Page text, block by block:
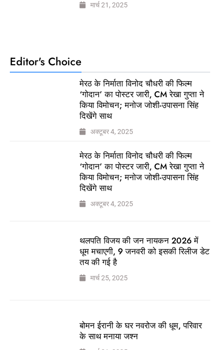
मार्च 21, 2025
Editor's Choice
मेरठ के निर्माता विनोद चौधरी की फिल्म
‘गोदान’ का पोस्टर जारी, CM रेखा गुप्ता ने
किया विमोचन; मनोज जोशी-उपासना सिंह
दिखेंगे साथ
अक्टूबर 4, 2025
मेरठ के निर्माता विनोद चौधरी की फिल्म
‘गोदान’ का पोस्टर जारी, CM रेखा गुप्ता ने
किया विमोचन; मनोज जोशी-उपासना सिंह
दिखेंगे साथ
अक्टूबर 4, 2025
थलपति विजय की जन नायकन 2026 में
धूम मचाएगी, 9 जनवरी को इसकी रिलीज डेट
तय की गई है
मार्च 25, 2025
बोमन ईरानी के घर नवरोज की धूम, परिवार
के साथ मनाया जश्न